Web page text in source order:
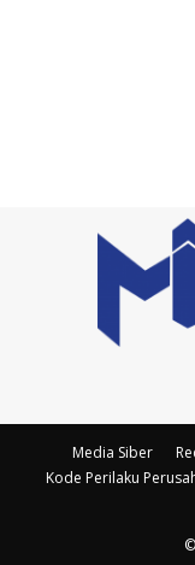
Media Siber
Kode Perilaku